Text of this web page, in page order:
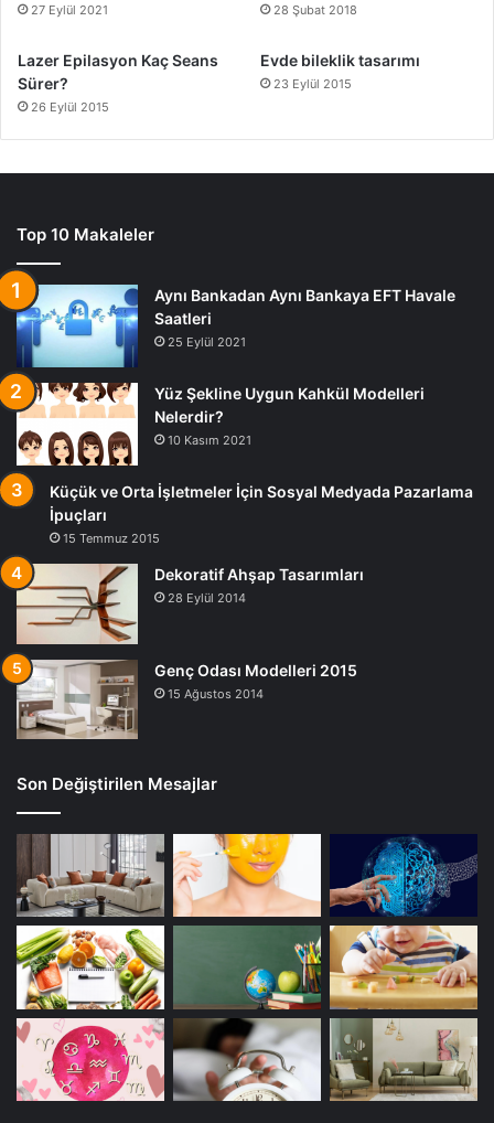
27 Eylül 2021 28 Şubat 2018
Lazer Epilasyon Kaç Seans
Sürer?
26 Eylül 2015
Evde bileklik tasarımı
23 Eylül 2015
Top 10 Makaleler
Aynı Bankadan Aynı Bankaya EFT Havale
Saatleri
25 Eylül 2021
Yüz Şekline Uygun Kahkül Modelleri
Nelerdir?
10 Kasım 2021
Küçük ve Orta İşletmeler İçin Sosyal Medyada Pazarlama
İpuçları
15 Temmuz 2015
Dekoratif Ahşap Tasarımları
28 Eylül 2014
Genç Odası Modelleri 2015
15 Ağustos 2014
Son Değiştirilen Mesajlar